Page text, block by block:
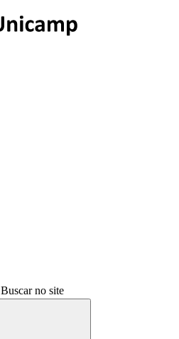
Buscar no site